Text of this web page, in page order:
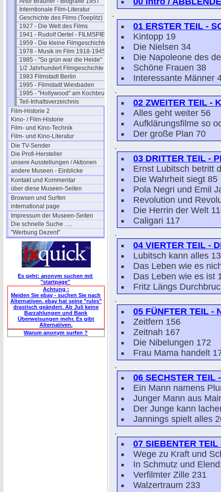
Interntionale Film-Literatur
Geschichte des Films (Toeplitz)
1927 - Die Welt des Films
1941 - Rudolf Oertel - FILMSPIEGEL
1959 - Die kleine Filmgeschichte
1978 - Musik im Film 1918-1945
1985 - "So grün war die Heide"
1/2 Jahrhundert Filmgeschichte
1983 Filmstadt Berlin
1995 - Filmstadt Wiesbaden
1995 - "Hollywood" am Kochbrunnen
Teil-Inhaltsverzeichnis
Film-Historie 2
Kino- / Film-Historie
Film- und Kino-Technik
Film- und Kino-Literatur
Die TV-Sender
Die Profi-Hersteller
unsere Ausstellungen / Aktionen
andere Museen - Einblicke
Kontakt und Kommentar
über diese Museen-Seiten
Browsen und Surfen
international page
Impressum der Museen-Seiten
Die schnelle Suche .....
"Werbung Dezent"
Es geht: anonym suchen mit
"startpage"
Achtung :
Meiden Sie ebay - suchen Sie nach
Alternativen. ebay hat seine "rules"
drastisch geändert. Ab Juli keine
Barzahlungen und Bank
Überweisungen mehr. Es gibt
Alternativen.
Warum anonym surfen ?
.
01 ERSTER TEIL -
Kintopp 19
Die Nielsen 34
Die Napoleone des
Schöne Frauen 38
Interessante Männer
.
02 ZWEITER TEIL -
Alles geht weiter 56
Aufklärungsfilme so
Der große Plan 70
.
03 DRITTER TEIL -
Ernst Lubitsch betritt
Die Wahrheit siegt 85
Pola Negri und Emil
Revolution und
Die Herrin der Welt
Caligari 117
.
04 VIERTER TEIL -
Lubitsch kann alles
Das Leben wie es
Das Leben wie es ist
Fritz Längs
.
05 FÜNFTER TEIL -
Zeitfern 156
Zeitnah 167
Die Nibelungen 172
Frau Mama handelt
.
06 SECHSTER TEIL
Ein Mann namens
Junger Mann aus
Der Junge kann
Jannings spielt alles
.
07 SIEBENTER
Wege zu Kraft und
In Schmutz und
Verfilmter Zille 231
Walzertraum 233